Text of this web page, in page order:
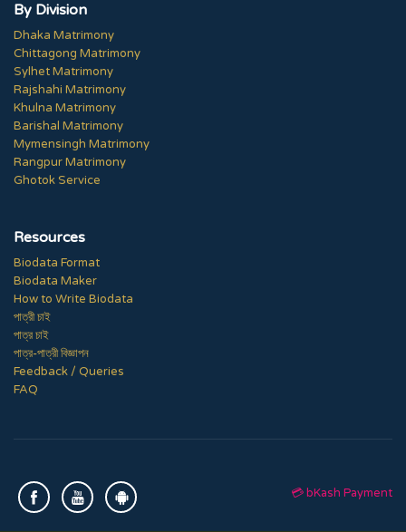
By Division
Dhaka Matrimony
Chittagong Matrimony
Sylhet Matrimony
Rajshahi Matrimony
Khulna Matrimony
Barishal Matrimony
Mymensingh Matrimony
Rangpur Matrimony
Ghotok Service
Resources
Biodata Format
Biodata Maker
How to Write Biodata
পাত্রী চাই
পাত্র চাই
পাত্র-পাত্রী বিজ্ঞাপন
Feedback / Queries
FAQ
💳 bKash Payment